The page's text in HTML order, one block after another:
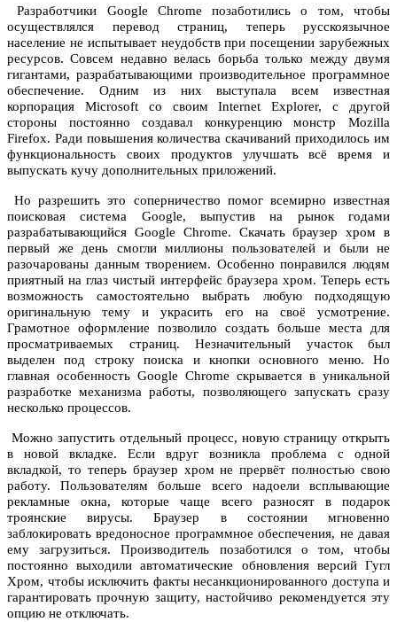
Разработчики Google Chrome позаботились о том, чтобы
осуществлялся перевод страниц, теперь русскоязычное
население не испытывает неудобств при посещении зарубежных
ресурсов. Совсем недавно велась борьба только между двумя
гигантами, разрабатывающими производительное программное
обеспечение. Одним из них выступала всем известная
корпорация Microsoft со своим Internet Explorer, с другой
стороны постоянно создавал конкуренцию монстр Mozilla
Firefox. Ради повышения количества скачиваний приходилось им
функциональность своих продуктов улучшать всё время и
выпускать кучу дополнительных приложений.
Но разрешить это соперничество помог всемирно известная
поисковая система Google, выпустив на рынок годами
разрабатывающийся Google Chrome. Скачать браузер хром в
первый же день смогли миллионы пользователей и были не
разочарованы данным творением. Особенно понравился людям
приятный на глаз чистый интерфейс браузера хром. Теперь есть
возможность самостоятельно выбрать любую подходящую
оригинальную тему и украсить его на своё усмотрение.
Грамотное оформление позволило создать больше места для
просматриваемых страниц. Незначительный участок был
выделен под строку поиска и кнопки основного меню. Но
главная особенность Google Chrome скрывается в уникальной
разработке механизма работы, позволяющего запускать сразу
несколько процессов.
Можно запустить отдельный процесс, новую страницу открыть
в новой вкладке. Если вдруг возникла проблема с одной
вкладкой, то теперь браузер хром не прервёт полностью свою
работу. Пользователям больше всего надоели всплывающие
рекламные окна, которые чаще всего разносят в подарок
троянские вирусы. Браузер в состоянии мгновенно
заблокировать вредоносное программное обеспечения, не давая
ему загрузиться. Производитель позаботился о том, чтобы
постоянно выходили автоматические обновления версий Гугл
Хром, чтобы исключить факты несанкционированного доступа и
гарантировать прочную защиту, настойчиво рекомендуется эту
опцию не отключать.